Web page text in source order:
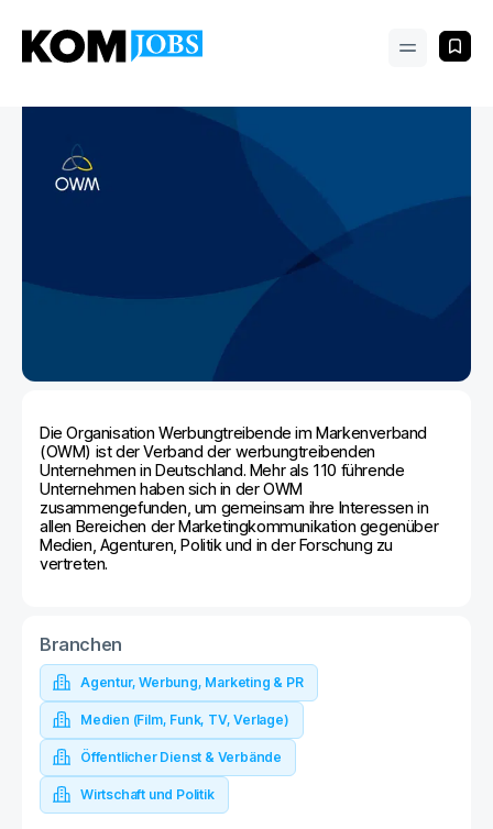
Die Organisation Werbungtreibende im Markenverband
(OWM) ist der Verband der werbungtreibenden
Unternehmen in Deutschland. Mehr als 110 führende
Unternehmen haben sich in der OWM
zusammengefunden, um gemeinsam ihre Interessen in
allen Bereichen der Marketingkommunikation gegenüber
Medien, Agenturen, Politik und in der Forschung zu
vertreten.
Branchen
Agentur, Werbung, Marketing & PR
Medien (Film, Funk, TV, Verlage)
Öffentlicher Dienst & Verbände
Wirtschaft und Politik